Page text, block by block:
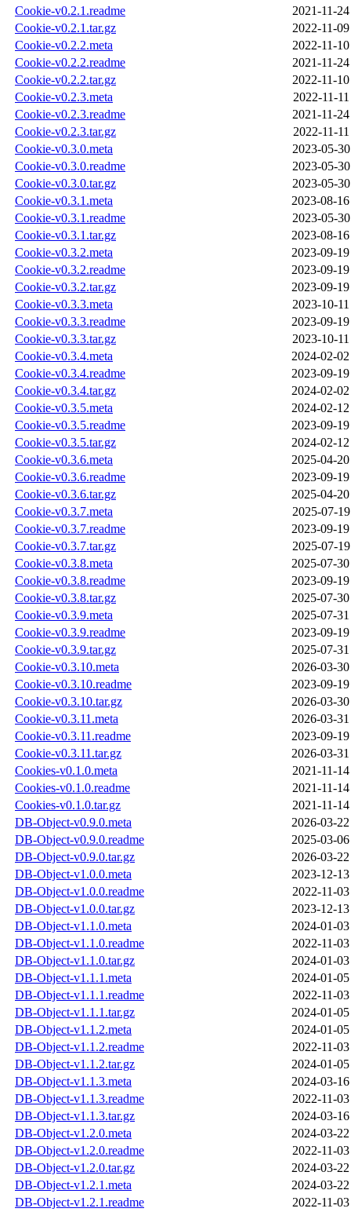
Cookie-v0.2.1.readme
2021-11-
Cookie-v0.2.1.tar.gz
2022-11-
Cookie-v0.2.2.meta
2022-11-
Cookie-v0.2.2.readme
2021-11-
Cookie-v0.2.2.tar.gz
2022-11-
Cookie-v0.2.3.meta
2022-11-
Cookie-v0.2.3.readme
2021-11-
Cookie-v0.2.3.tar.gz
2022-11-
Cookie-v0.3.0.meta
2023-05-
Cookie-v0.3.0.readme
2023-05-
Cookie-v0.3.0.tar.gz
2023-05-
Cookie-v0.3.1.meta
2023-08-
Cookie-v0.3.1.readme
2023-05-
Cookie-v0.3.1.tar.gz
2023-08-
Cookie-v0.3.2.meta
2023-09-
Cookie-v0.3.2.readme
2023-09-
Cookie-v0.3.2.tar.gz
2023-09-
Cookie-v0.3.3.meta
2023-10-
Cookie-v0.3.3.readme
2023-09-
Cookie-v0.3.3.tar.gz
2023-10-
Cookie-v0.3.4.meta
2024-02-
Cookie-v0.3.4.readme
2023-09-
Cookie-v0.3.4.tar.gz
2024-02-
Cookie-v0.3.5.meta
2024-02-
Cookie-v0.3.5.readme
2023-09-
Cookie-v0.3.5.tar.gz
2024-02-
Cookie-v0.3.6.meta
2025-04-
Cookie-v0.3.6.readme
2023-09-
Cookie-v0.3.6.tar.gz
2025-04-
Cookie-v0.3.7.meta
2025-07-
Cookie-v0.3.7.readme
2023-09-
Cookie-v0.3.7.tar.gz
2025-07-
Cookie-v0.3.8.meta
2025-07-
Cookie-v0.3.8.readme
2023-09-
Cookie-v0.3.8.tar.gz
2025-07-
Cookie-v0.3.9.meta
2025-07-
Cookie-v0.3.9.readme
2023-09-
Cookie-v0.3.9.tar.gz
2025-07-
Cookie-v0.3.10.meta
2026-03-
Cookie-v0.3.10.readme
2023-09-
Cookie-v0.3.10.tar.gz
2026-03-
Cookie-v0.3.11.meta
2026-03-
Cookie-v0.3.11.readme
2023-09-
Cookie-v0.3.11.tar.gz
2026-03-
Cookies-v0.1.0.meta
2021-11-
Cookies-v0.1.0.readme
2021-11-
Cookies-v0.1.0.tar.gz
2021-11-
DB-Object-v0.9.0.meta
2026-03-
DB-Object-v0.9.0.readme
2025-03-
DB-Object-v0.9.0.tar.gz
2026-03-
DB-Object-v1.0.0.meta
2023-12-
DB-Object-v1.0.0.readme
2022-11-
DB-Object-v1.0.0.tar.gz
2023-12-
DB-Object-v1.1.0.meta
2024-01-
DB-Object-v1.1.0.readme
2022-11-
DB-Object-v1.1.0.tar.gz
2024-01-
DB-Object-v1.1.1.meta
2024-01-
DB-Object-v1.1.1.readme
2022-11-
DB-Object-v1.1.1.tar.gz
2024-01-
DB-Object-v1.1.2.meta
2024-01-
DB-Object-v1.1.2.readme
2022-11-
DB-Object-v1.1.2.tar.gz
2024-01-
DB-Object-v1.1.3.meta
2024-03-
DB-Object-v1.1.3.readme
2022-11-
DB-Object-v1.1.3.tar.gz
2024-03-
DB-Object-v1.2.0.meta
2024-03-
DB-Object-v1.2.0.readme
2022-11-
DB-Object-v1.2.0.tar.gz
2024-03-
DB-Object-v1.2.1.meta
2024-03-
DB-Object-v1.2.1.readme
2022-11-